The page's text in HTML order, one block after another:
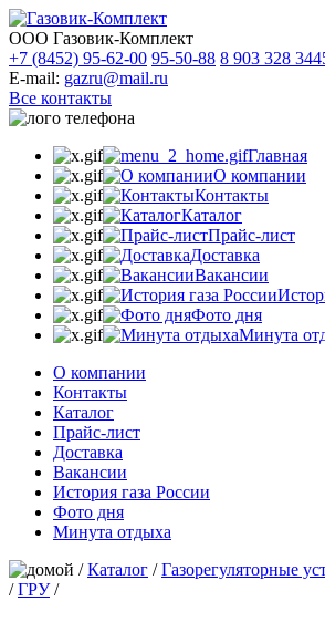
ООО Газовик-Комплект
+7 (8452) 95-62-00 95-50-88 8 903 328
E-mail: gazru@mail.ru
Все контакты
Главная
О компании
Контакты
Каталог
Прайс-лист
Доставка
Вакансии
Фото дня
Минута
О компании
Контакты
Каталог
Прайс-лист
Доставка
Вакансии
История газа России
Фото дня
Минута отдыха
/Каталог /Газорегуляторные
/ГРУ/